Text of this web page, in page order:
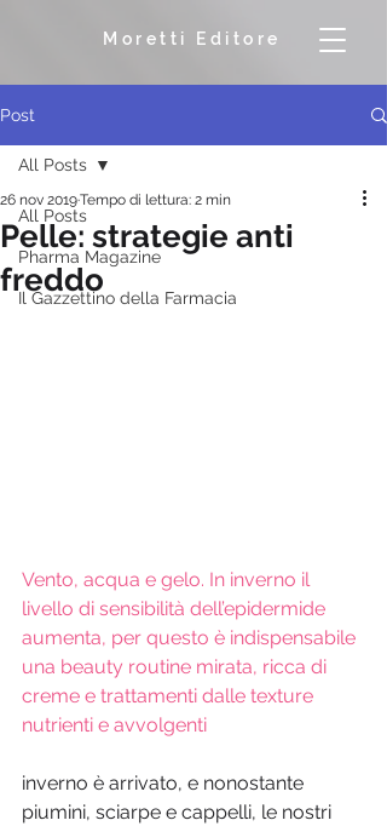
Moretti Editore
Post
All Posts
Pharma Magazine
Il Gazzettino della Farmacia
All Posts
Pelle: strategie anti
freddo
26 nov 2019Tempo di lettura: 2 min
Vento, acqua e gelo. In inverno il
livello di sensibilità dell’epidermide
aumenta, per questo è indispensabile
una beauty routine mirata, ricca di
creme e trattamenti dalle texture
nutrienti e avvolgenti
inverno è arrivato, e nonostante
piumini, sciarpe e cappelli, le nostri